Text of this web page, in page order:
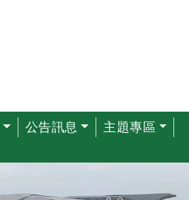
公告訊息
主題專區